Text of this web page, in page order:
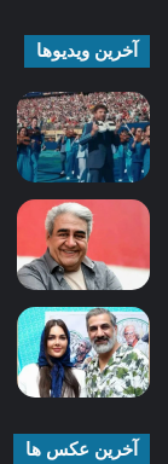
آخرین ویدیوها
آخرین عکس ها